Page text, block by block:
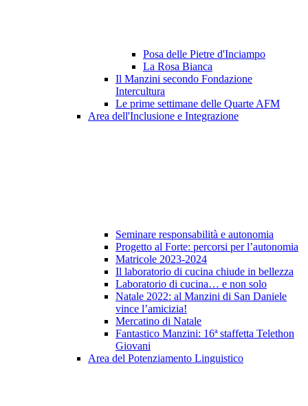
Posa delle Pietre d'Inciampo
La Rosa Bianca
Il Manzini secondo Fondazione
Intercultura
Le prime settimane delle Quarte AFM
Area dell'Inclusione e Integrazione
Seminare responsabilità e autonomia
Progetto al Forte: percorsi per l’autonomia
Matricole 2023-2024
Il laboratorio di cucina chiude in bellezza
Laboratorio di cucina… e non solo
Natale 2022: al Manzini di San Daniele
vince l’amicizia!
Mercatino di Natale
Fantastico Manzini: 16ª staffetta Telethon
Giovani
Area del Potenziamento Linguistico